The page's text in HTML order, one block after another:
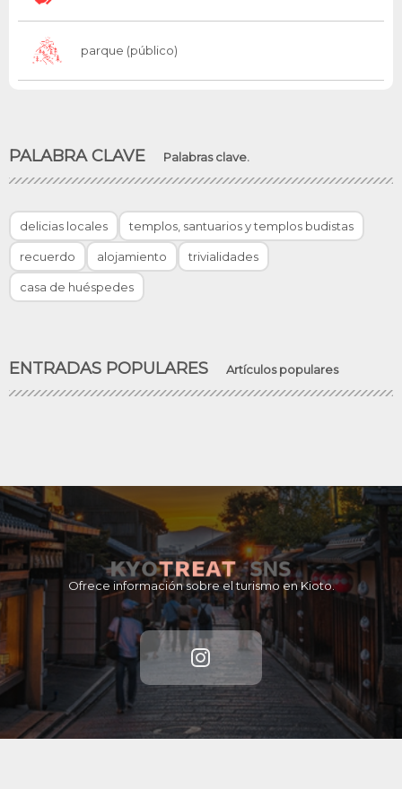
parque (público)
PALABRA CLAVE Palabras clave.
delicias locales templos, santuarios y templos budistas
recuerdo alojamiento trivialidades
casa de huéspedes
ENTRADAS POPULARES Artículos populares
Ofrece información sobre el turismo en Kioto.